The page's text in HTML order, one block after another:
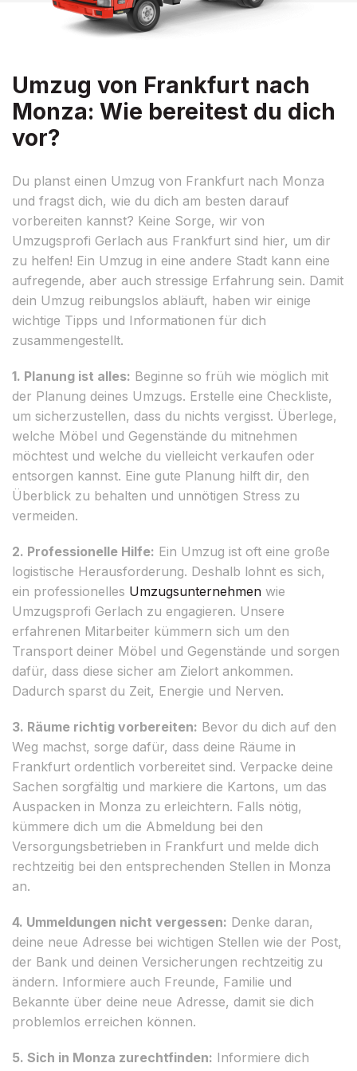
Umzug von Frankfurt nach
Monza: Wie bereitest du dich
vor?
Du planst einen Umzug von Frankfurt nach Monza
und fragst dich, wie du dich am besten darauf
vorbereiten kannst? Keine Sorge, wir von
Umzugsprofi Gerlach aus Frankfurt sind hier, um dir
zu helfen! Ein Umzug in eine andere Stadt kann eine
aufregende, aber auch stressige Erfahrung sein. Damit
dein Umzug reibungslos abläuft, haben wir einige
wichtige Tipps und Informationen für dich
zusammengestellt.
1. Planung ist alles: Beginne so früh wie möglich mit
der Planung deines Umzugs. Erstelle eine Checkliste,
um sicherzustellen, dass du nichts vergisst. Überlege,
welche Möbel und Gegenstände du mitnehmen
möchtest und welche du vielleicht verkaufen oder
entsorgen kannst. Eine gute Planung hilft dir, den
Überblick zu behalten und unnötigen Stress zu
vermeiden.
2. Professionelle Hilfe: Ein Umzug ist oft eine große
logistische Herausforderung. Deshalb lohnt es sich,
ein professionelles Umzugsunternehmen wie
Umzugsprofi Gerlach zu engagieren. Unsere
erfahrenen Mitarbeiter kümmern sich um den
Transport deiner Möbel und Gegenstände und sorgen
dafür, dass diese sicher am Zielort ankommen.
Dadurch sparst du Zeit, Energie und Nerven.
3. Räume richtig vorbereiten: Bevor du dich auf den
Weg machst, sorge dafür, dass deine Räume in
Frankfurt ordentlich vorbereitet sind. Verpacke deine
Sachen sorgfältig und markiere die Kartons, um das
Auspacken in Monza zu erleichtern. Falls nötig,
kümmere dich um die Abmeldung bei den
Versorgungsbetrieben in Frankfurt und melde dich
rechtzeitig bei den entsprechenden Stellen in Monza
an.
4. Ummeldungen nicht vergessen: Denke daran,
deine neue Adresse bei wichtigen Stellen wie der Post,
der Bank und deinen Versicherungen rechtzeitig zu
ändern. Informiere auch Freunde, Familie und
Bekannte über deine neue Adresse, damit sie dich
problemlos erreichen können.
5. Sich in Monza zurechtfinden: Informiere dich